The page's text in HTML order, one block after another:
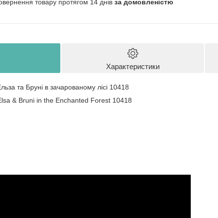
товару протягом 14 днів за домовленістю
Характеристики
та Бруні в зачарованому лісі 10418
& Bruni in the Enchanted Forest 10418